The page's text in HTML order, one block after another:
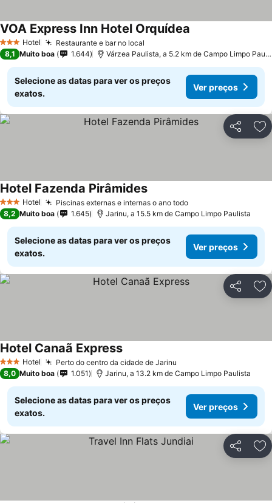
3 EstrelasHotel Restaurante e bar no local
VOA Express Inn Hotel Orquídea
8,1 Muito boa 1.644 Várzea Paulista, a 5.2 km de Campo Limpo Paulista
Selecione as datas para ver os preços
exatos.
Ver preços
Partilhar
3 EstrelasHotel Piscinas externas e internas o ano todo
Hotel Fazenda Pirâmides
8,2 Muito boa 1.645 Jarinu, a 15.5 km de Campo Limpo Paulista
Selecione as datas para ver os preços
exatos.
Ver preços
Partilhar
3 EstrelasHotel Perto do centro da cidade de Jarinu
Hotel Canaã Express
8,0 Muito boa 1.051 Jarinu, a 13.2 km de Campo Limpo Paulista
Selecione as datas para ver os preços
exatos.
Ver preços
Partilhar